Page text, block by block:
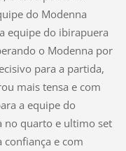
do Modenna
equipe do ibirapuera
o Modenna por
para a partida,
mais tensa e com
a equipe do
no quarto e ultimo set
e com